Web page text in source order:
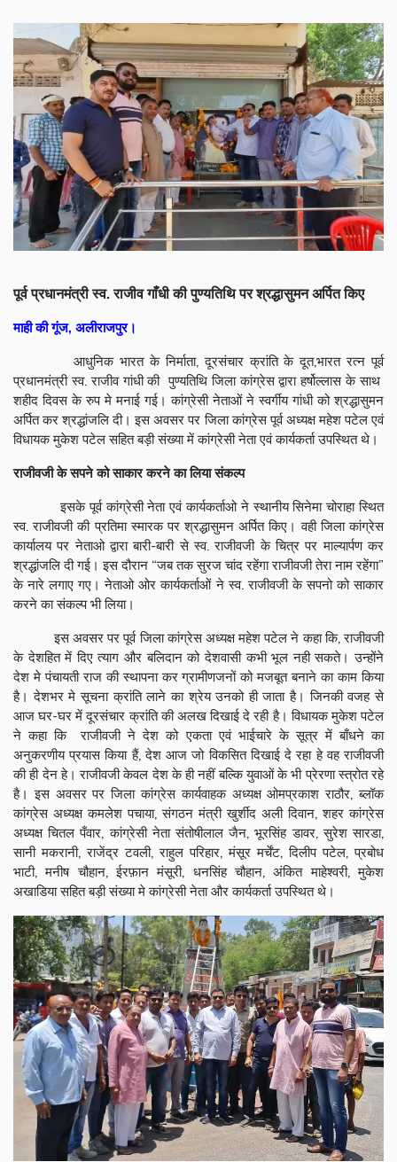
पूर्व प्रधानमंत्री स्व. राजीव गाँधी की पुण्यतिथि पर श्रद्धासुमन अर्पित किए
माही की गूंज, अलीराजपुर।
आधुनिक भारत के निर्माता, दूरसंचार क्रांति के दूत,भारत रत्न पूर्व
प्रधानमंत्री स्व. राजीव गांधी की पुण्यतिथि जिला कांग्रेस द्वारा हर्षोल्लास के साथ
शहीद दिवस के रुप मे मनाई गई। कांग्रेसी नेताओं ने स्वर्गीय गांधी को श्रद्धासुमन
अर्पित कर श्रद्धांजलि दी। इस अवसर पर जिला कांग्रेस पूर्व अध्यक्ष महेश पटेल एवं
विधायक मुकेश पटेल सहित बड़ी संख्या में कांग्रेसी नेता एवं कार्यकर्ता उपस्थित थे।
राजीवजी के सपने को साकार करने का लिया संकल्प
इसके पूर्व कांग्रेसी नेता एवं कार्यकर्ताओ ने स्थानीय सिनेमा चोराहा स्थित
स्व. राजीवजी की प्रतिमा स्मारक पर श्रद्धासुमन अर्पित किए। वही जिला कांग्रेस
कार्यालय पर नेताओ द्वारा बारी-बारी से स्व. राजीवजी के चित्र पर माल्यार्पण कर
श्रद्धांजलि दी गई। इस दौरान “जब तक सुरज चांद रहेंगा राजीवजी तेरा नाम रहेंगा”
के नारे लगाए गए। नेताओ ओर कार्यकर्ताओं ने स्व. राजीवजी के सपनो को साकार
करने का संकल्प भी लिया।
इस अवसर पर पूर्व जिला कांग्रेस अध्यक्ष महेश पटेल ने कहा कि, राजीवजी
के देशहित में दिए त्याग और बलिदान को देशवासी कभी भूल नही सकते। उन्होंने
देश मे पंचायती राज की स्थापना कर ग्रामीणजनों को मजबूत बनाने का काम किया
है। देशभर मे सूचना क्रांति लाने का श्रेय उनको ही जाता है। जिनकी वजह से
आज घर-घर में दूरसंचार क्रांति की अलख दिखाई दे रही है। विधायक मुकेश पटेल
ने कहा कि राजीवजी ने देश को एकता एवं भाईचारे के सूत्र में बाँधने का
अनुकरणीय प्रयास किया हैं, देश आज जो विकसित दिखाई दे रहा हे वह राजीवजी
की ही देन हे। राजीवजी केवल देश के ही नहीं बल्कि युवाओं के भी प्रेरणा स्त्रोत रहे
है। इस अवसर पर जिला कांग्रेस कार्यवाहक अध्यक्ष ओमप्रकाश राठौर, ब्लॉक
कांग्रेस अध्यक्ष कमलेश पचाया, संगठन मंत्री खुर्शीद अली दिवान, शहर कांग्रेस
अध्यक्ष चितल पँवार, कांग्रेसी नेता संतोषीलाल जैन, भूरसिंह डावर, सुरेश सारडा,
सानी मकरानी, राजेंद्र टवली, राहुल परिहार, मंसूर मर्चेंट, दिलीप पटेल, प्रबोध
भाटी, मनीष चौहान, ईरफ़ान मंसूरी, धनसिंह चौहान, अंकित माहेश्वरी, मुकेश
अखाडिया सहित बड़ी संख्या मे कांग्रेसी नेता और कार्यकर्ता उपस्थित थे।